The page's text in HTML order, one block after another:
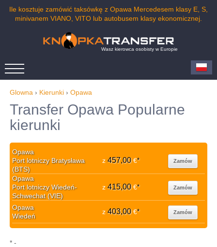
Ile kosztuje zamówić taksówkę z Opawa Mercedesem klasy E, S,
minivanem VIANO, VITO lub autobusem klasy ekonomicznej.
Wasz kierowca osobisty w Europie
Glowna › Kierunki › Opawa
Transfer Opawa Popularne
kierunki
Opawa
Port lotniczy Bratysława
(BTS)
z 457,00€* Zamów
Opawa
Port lotniczy Wiedeń-
Schwechat (VIE)
z 415,00€* Zamów
Opawa
Wiedeń
z 403,00€* Zamów
* -